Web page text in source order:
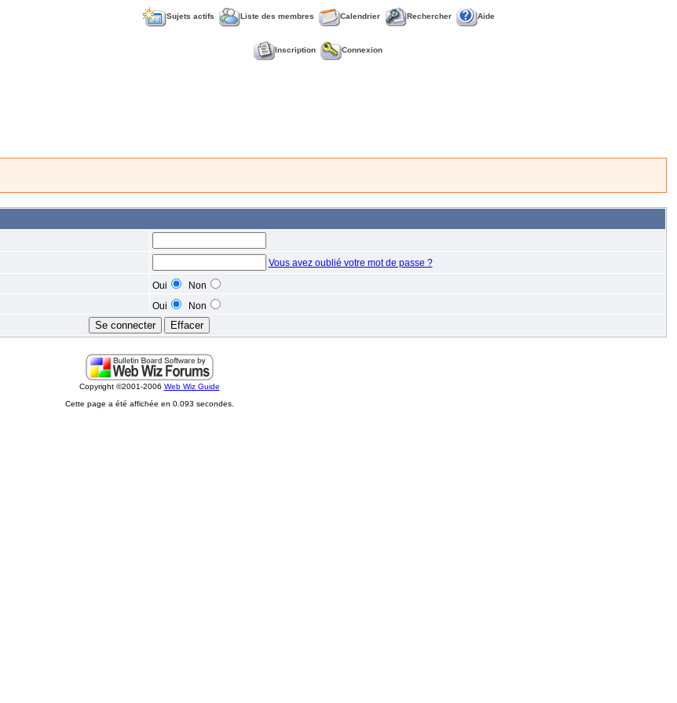
Sujets actifs Liste des membres Calendrier Rechercher Aide
Inscription Connexion
Vous avez oublié votre mot de passe ?
Oui
Non
Oui Non
Copyright ©2001-2006 Web Wiz Guide
Cette page a été affichée en 0.093 secondes.